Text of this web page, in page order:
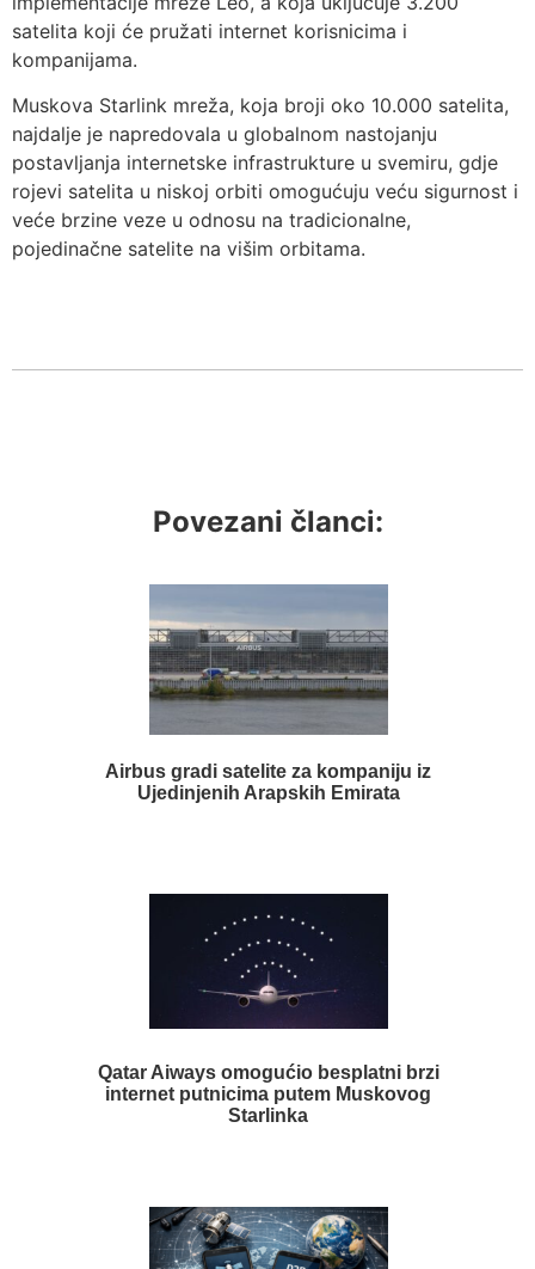
satelita koji će pružati internet korisnicima i
kompanijama.
Muskova Starlink mreža, koja broji oko 10.000 satelita,
najdalje je napredovala u globalnom nastojanju
postavljanja internetske infrastrukture u svemiru, gdje
rojevi satelita u niskoj orbiti omogućuju veću sigurnost i
veće brzine veze u odnosu na tradicionalne,
pojedinačne satelite na višim orbitama.
Povezani članci:
Airbus gradi satelite za kompaniju iz
Ujedinjenih Arapskih Emirata
Qatar Aiways omogućio besplatni brzi
internet putnicima putem Muskovog
Starlinka